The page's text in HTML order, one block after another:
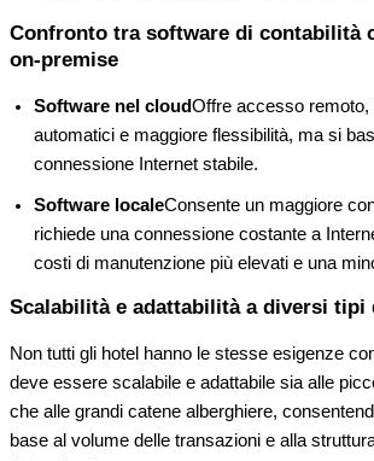
Confronto tra software di contabilità
on-premise
Software nel cloudOffre accesso remoto,
automatici e maggiore flessibilità, ma si
connessione Internet stabile.
Software localeConsente un maggiore
richiede una connessione costante a
costi di manutenzione più elevati e una
Scalabilità e adattabilità a diversi tipi
Non tutti gli hotel hanno le stesse esigenze
deve essere scalabile e adattabile sia alle
che alle grandi catene alberghiere,
base al volume delle transazioni e alla